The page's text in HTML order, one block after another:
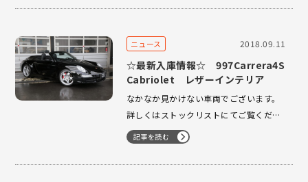
待ちいたしております！
ニュース 2018.09.11
☆最新入庫情報☆ 997Carrera4S
Cabriolet レザーインテリア
なかなか見かけない車両でございます。
詳しくはストックリストにてご覧くださ
いませ！
記事を読む